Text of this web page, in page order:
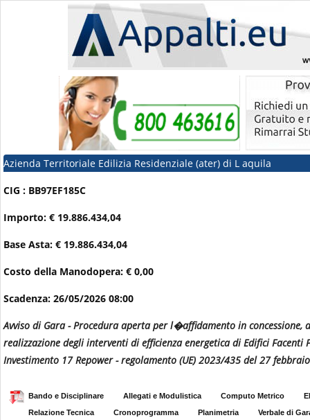
Azienda Territoriale Edilizia Residenziale (ater) di L aquila
CIG : BB97EF185C
Importo: € 19.886.434,04
Base Asta: € 19.886.434,04
Costo della Manodopera: € 0,00
Scadenza: 26/05/2026 08:00
Avviso di Gara - Procedura aperta per l�affidamento in
realizzazione degli interventi di efficienza energetica di Edifici Facenti
Investimento 17 Repower - regolamento (UE) 2023/435 del 27
Bando e Disciplinare Allegati e Modulistica Computo Metrico
Relazione Tecnica
Cronoprogramma Planimetria Verbale di